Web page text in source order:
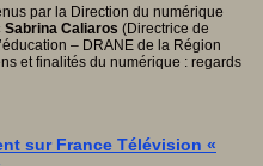
par la Direction du numérique
Sabrina Caliaros (Directrice de
– DRANE de la Région
et finalités du numérique : regards
sur France Télévision «